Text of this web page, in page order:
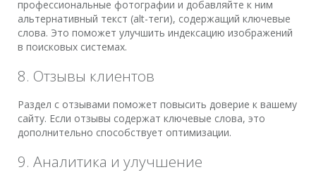
профессиональные фотографии и добавляйте к ним
альтернативный текст (alt-теги), содержащий ключевые
слова. Это поможет улучшить индексацию изображений
в поисковых системах.
8. Отзывы клиентов
Раздел с отзывами поможет повысить доверие к вашему
сайту. Если отзывы содержат ключевые слова, это
дополнительно способствует оптимизации.
9. Аналитика и улучшение